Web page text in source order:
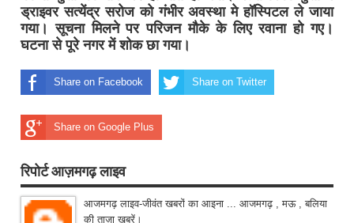
ड्राइवर सत्येंद्र सरोज को गंभीर अवस्था मे हॉस्पिटल ले जाया
गया। सूचना मिलने पर परिजन मौके के लिए रवाना हो गए।
घटना से पूरे नगर में शोक छा गया।
Share on Facebook Share on Twitter
Share on Google Plus
रिपोर्ट आज़मगढ़ लाइव
आजमगढ़ लाइव-जीवंत खबरों का आइना ... आजमगढ़ , मऊ , बलिया
की ताज़ा ख़बरें।